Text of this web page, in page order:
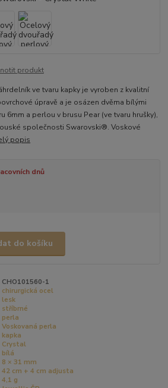
produkt
ve tvaru kapky je vyroben z kvalitní
úpravě a je osázen dvěma bílými
6mm a perlou v brusu Pear (ve tvaru hrušky),
společnosti Swarovski®. Voskové
popis
dnů
do košíku
CHO101560-1
chirurgická ocel
lesk
stříbrné
perla
Voskovaná perla
kapka
Crystal
bílá
8 × 31 mm
42 cm + 4 cm adjusta
4,1 g